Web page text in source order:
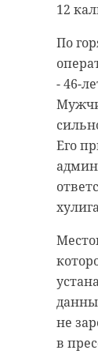
12
По
- 46-
Его
не
в